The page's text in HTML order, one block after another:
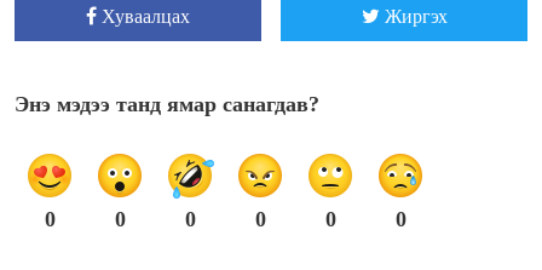
Хуваалцах Жиргэх
Энэ мэдээ танд ямар санагдав?
0 0 0 0 0 0